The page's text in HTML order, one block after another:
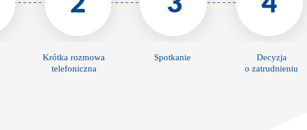
Krótka rozmowa
telefoniczna
Spotkanie
Decyzja
o zatrudnieniu